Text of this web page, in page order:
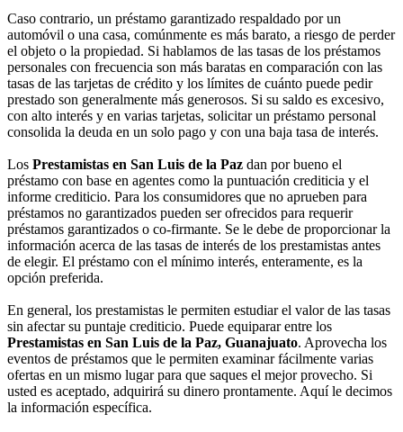
Caso contrario, un préstamo garantizado respaldado por un
automóvil o una casa, comúnmente es más barato, a riesgo de perder
el objeto o la propiedad. Si hablamos de las tasas de los préstamos
personales con frecuencia son más baratas en comparación con las
tasas de las tarjetas de crédito y los límites de cuánto puede pedir
prestado son generalmente más generosos. Si su saldo es excesivo,
con alto interés y en varias tarjetas, solicitar un préstamo personal
consolida la deuda en un solo pago y con una baja tasa de interés.
Los Prestamistas en San Luis de la Paz dan por bueno el
préstamo con base en agentes como la puntuación crediticia y el
informe crediticio. Para los consumidores que no aprueben para
préstamos no garantizados pueden ser ofrecidos para requerir
préstamos garantizados o co-firmante. Se le debe de proporcionar la
información acerca de las tasas de interés de los prestamistas antes
de elegir. El préstamo con el mínimo interés, enteramente, es la
opción preferida.
En general, los prestamistas le permiten estudiar el valor de las tasas
sin afectar su puntaje crediticio. Puede equiparar entre los
Prestamistas en San Luis de la Paz, Guanajuato. Aprovecha los
eventos de préstamos que le permiten examinar fácilmente varias
ofertas en un mismo lugar para que saques el mejor provecho. Si
usted es aceptado, adquirirá su dinero prontamente. Aquí le decimos
la información específica.